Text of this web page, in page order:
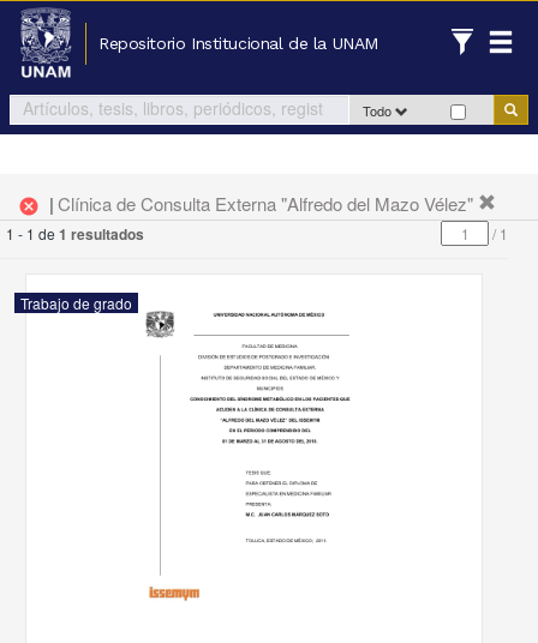
Repositorio Institucional de la UNAM
Todo
cancel |Clínica de Consulta Externa "Alfredo del Mazo Vélez"
1 - 1 de 1 resultados /1
Trabajo de grado